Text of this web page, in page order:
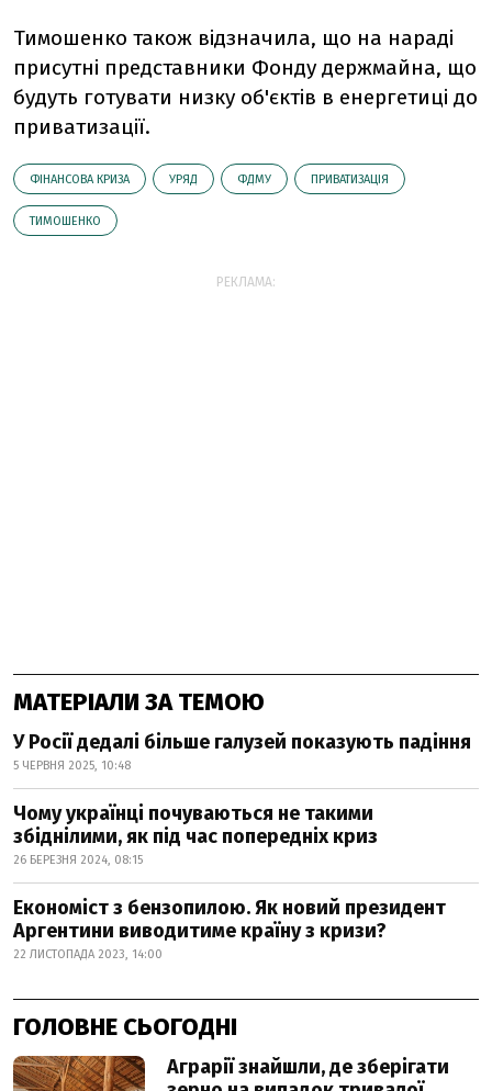
Тимошенко також відзначила, що на нараді
присутні представники Фонду держмайна, що
будуть готувати низку об'єктів в енергетиці до
приватизації.
ФІНАНСОВА КРИЗА УРЯД ФДМУ ПРИВАТИЗАЦІЯ
ТИМОШЕНКО
РЕКЛАМА:
МАТЕРІАЛИ ЗА ТЕМОЮ
У Росії дедалі більше галузей показують падіння
5 ЧЕРВНЯ 2025, 10:48
Чому українці почуваються не такими
збіднілими, як під час попередніх криз
26 БЕРЕЗНЯ 2024, 08:15
Економіст з бензопилою. Як новий президент
Аргентини виводитиме країну з кризи?
22 ЛИСТОПАДА 2023, 14:00
ГОЛОВНЕ СЬОГОДНІ
Аграрії знайшли, де зберігати